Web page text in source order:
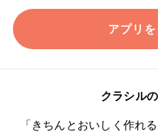
アプリ
クラシル
「きちんとおいしく作れ